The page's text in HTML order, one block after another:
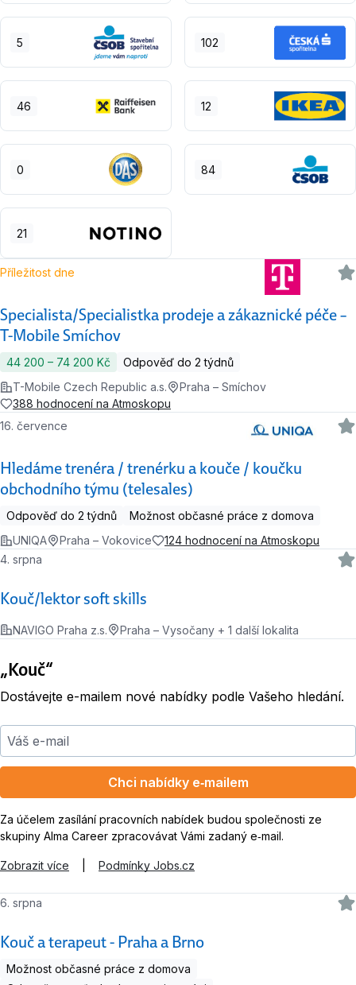
5 102
46 12
0 84
21
Specialista/Specialistka prodeje a zákaznické péče –
T-Mobile Smíchov
Příležitost dne
44 200 ‍–‍ 74 200 Kč
Odpověď do 2 týdnů
T-Mobile Czech Republic a.s.
Praha – Smíchov
388 hodnocení na Atmoskopu
Hledáme trenéra / trenérku a kouče / koučku
obchodního týmu (telesales)
16. července
Odpověď do 2 týdnů
Možnost občasné práce z domova
UNIQA
Praha – Vokovice 124 hodnocení na Atmoskopu
Kouč/lektor soft skills
4. srpna
NAVIGO Praha z.s. Praha – Vysočany + 1 další lokalita
„Kouč“
Dostávejte e-mailem nové nabídky podle Vašeho hledání.
Váš e-mail
Chci nabídky e‑mailem
Za účelem zasílání pracovních nabídek budou společnosti ze
skupiny Alma Career zpracovávat Vámi zadaný e‑mail.
Zobrazit více Podmínky Jobs.cz
Kouč a terapeut - Praha a Brno
6. srpna
Možnost občasné práce z domova